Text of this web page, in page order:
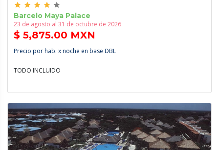
grade grade grade grade grade
Barcelo Maya Palace
23 de agosto al 31 de octubre de 2026
$ 5,875.00 MXN
Precio por hab. x noche en base DBL
TODO INCLUIDO